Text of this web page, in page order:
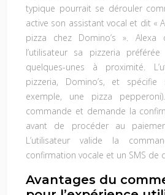
typique pourrait se dérouler
active son assistant vocal et dit «
pizza chez Domino’s ». Alexa
l’utilisateur sa pizzeria
quelques-unes à proximité.
pizzeria, Domino’s, et
exemple, une pizza
commande et demande la
avant de procéder au
L’utilisateur valide la
confirmation vocale et un SMS de
Avantages du